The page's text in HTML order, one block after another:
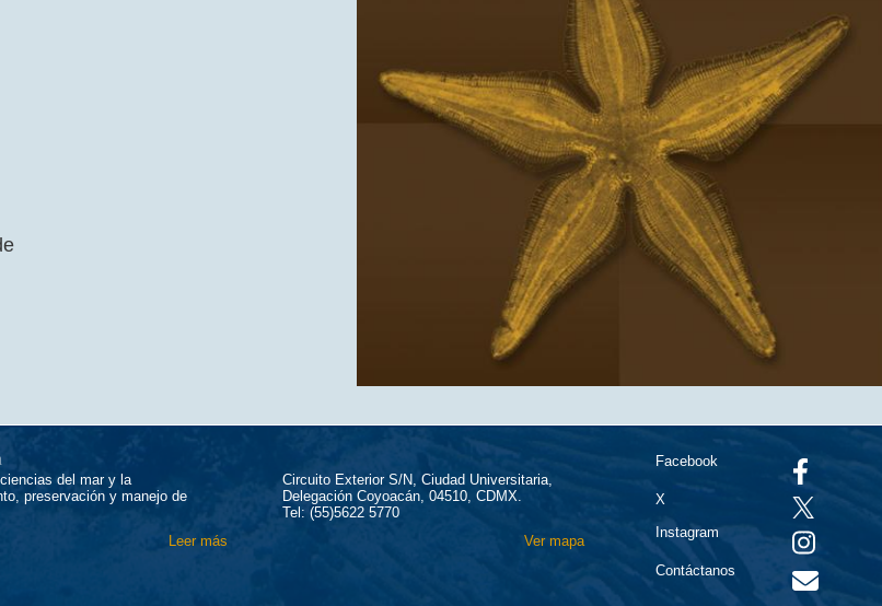
del mar y la
preservación y manejo de
Leer más
Circuito Exterior S/N, Ciudad Universitaria,
Delegación Coyoacán, 04510, CDMX.
Tel: (55)5622 5770
Ver mapa
Facebook
X
Instagram
Contáctanos